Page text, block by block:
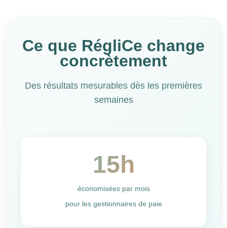
Ce que RégliCe change
concrètement
Des résultats mesurables dès les premières
semaines
15h
économisées par mois
pour les gestionnaires de paie